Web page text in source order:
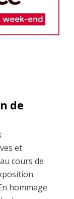
de
et
cours de
hommage